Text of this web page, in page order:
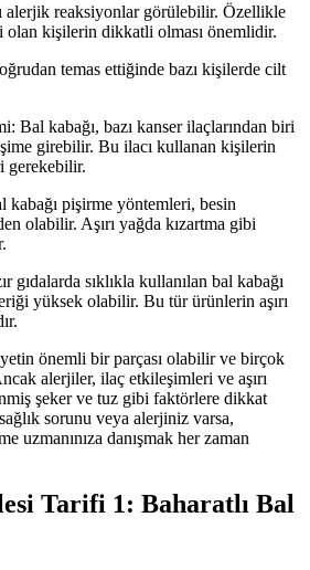
alerjik reaksiyonlar görülebilir. Özellikle
olan kişilerin dikkatli olması önemlidir.
temas ettiğinde bazı kişilerde cilt
Bal kabağı, bazı kanser ilaçlarından biri
girebilir. Bu ilacı kullanan kişilerin
gerekebilir.
kabağı pişirme yöntemleri, besin
olabilir. Aşırı yağda kızartma gibi
gıdalarda sıklıkla kullanılan bal kabağı
yüksek olabilir. Bu tür ürünlerin aşırı
önemli bir parçası olabilir ve birçok
alerjiler, ilaç etkileşimleri ve aşırı
şeker ve tuz gibi faktörlere dikkat
sorunu veya alerjiniz varsa,
uzmanınıza danışmak her zaman
Tarifi 1: Baharatlı Bal